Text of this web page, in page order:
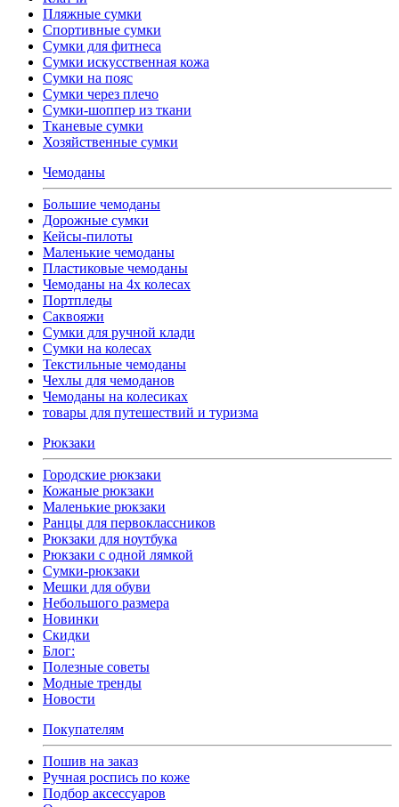
Пляжные сумки
Спортивные сумки
Сумки для фитнеса
Сумки искусственная кожа
Сумки на пояс
Сумки через плечо
Сумки-шоппер из ткани
Тканевые сумки
Хозяйственные сумки
Чемоданы
Большие чемоданы
Дорожные сумки
Кейсы-пилоты
Маленькие чемоданы
Пластиковые чемоданы
Чемоданы на 4х колесах
Портпледы
Саквояжи
Сумки для ручной клади
Сумки на колесах
Текстильные чемоданы
Чехлы для чемоданов
Чемоданы на колесиках
товары для путешествий и туризма
Рюкзаки
Городские рюкзаки
Кожаные рюкзаки
Маленькие рюкзаки
Ранцы для первоклассников
Рюкзаки для ноутбука
Рюкзаки с одной лямкой
Сумки-рюкзаки
Мешки для обуви
Небольшого размера
Новинки
Скидки
Блог:
Полезные советы
Модные тренды
Новости
Покупателям
Пошив на заказ
Ручная роспись по коже
Подбор аксессуаров